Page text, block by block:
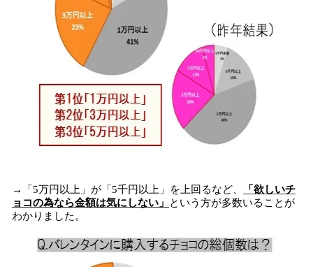
→「5万円以上」が「5千円以上」を上回るなど、
「欲しいチ
ョコの為なら金額は気にしない」
という方が多数いることが
わかりました。